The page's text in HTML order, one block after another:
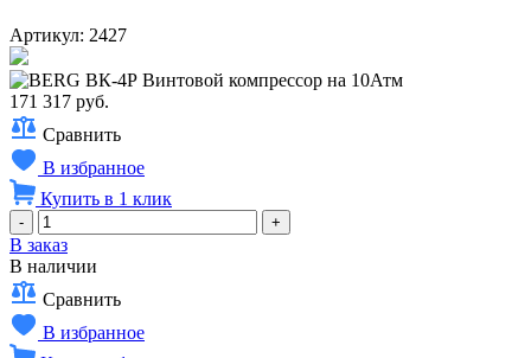
Артикул: 2427
171 317 руб.
Сравнить
В избранное
Купить в 1 клик
- +
В заказ
В наличии
Сравнить
В избранное